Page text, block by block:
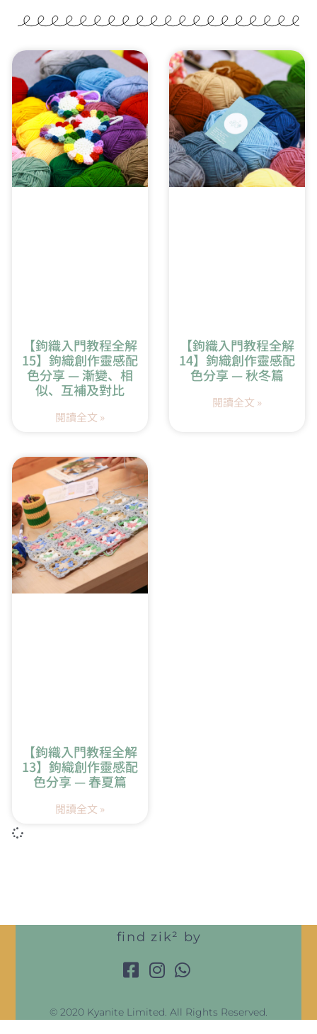
重新入針時的方向
橢圓形開針教學 5:52
【鉤織入門教程全解
15】鉤織創作靈感配
色分享 — 漸變、相
似、互補及對比
閱讀全文 »
【鉤織入門教程全解
14】鉤織創作靈感配
色分享 — 秋冬篇
閱讀全文 »
【鉤織入門教程全解
13】鉤織創作靈感配
色分享 — 春夏篇
閱讀全文 »
find zik² by
© 2020 Kyanite Limited. All Rights Reserved.